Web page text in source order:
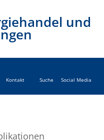
und
Kontakt Suche Social Media